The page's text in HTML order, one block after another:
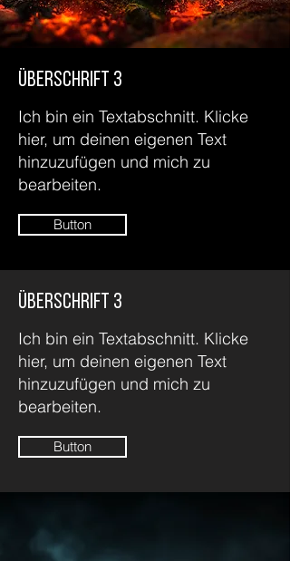
Überschrift 3
Ich bin ein Textabschnitt. Klicke
hier, um deinen eigenen Text
hinzuzufügen und mich zu
bearbeiten.
Button
Überschrift 3
Ich bin ein Textabschnitt. Klicke
hier, um deinen eigenen Text
hinzuzufügen und mich zu
bearbeiten.
Button